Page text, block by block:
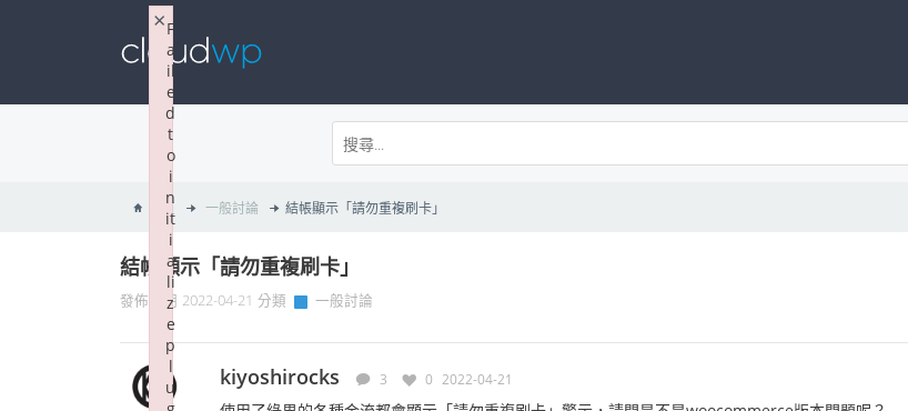
首頁 一般討論 結帳顯示「請勿重複刷卡」
結帳顯示「請勿重複刷卡」
發佈日期 2022-04-21 分類 一般討論
kiyoshirocks 3 0 2022-04-21
F
a
il
e
d
t
o
i
n
it
i
a
li
z
e
p
l
u
×